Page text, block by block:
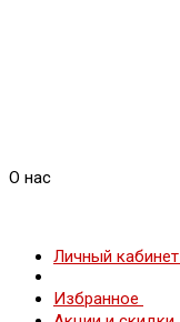
О нас
Личный кабинет
Избранное